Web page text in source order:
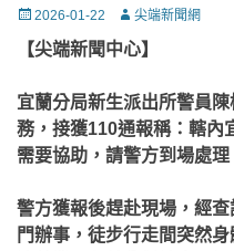
Posted
2026-01-22 Autor尖端新聞網
【尖端新聞中心】
宜蘭分局新生派出所警員
務，接獲110通報稱：轄內
需要協助，請警方到場處理
警方獲報後趕赴現場，經
門辦事，徒步行走間突然